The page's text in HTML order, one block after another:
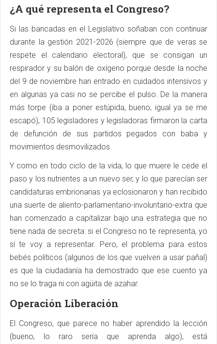
¿A qué representa el Congreso?
Si las bancadas en el Legislativo soñaban con continuar
durante la gestión 2021-2026 (siempre que de veras se
respete el calendario electoral), que se consigan un
respirador y su balón de oxígeno porque desde la noche
del 9 de noviembre han entrado en cuidados intensivos y
en algunas ya casi no se percibe el pulso. De la manera
más torpe (iba a poner estúpida, bueno, igual ya se me
escapó), 105 legisladores y legisladoras firmaron la carta
de defunción de sus partidos pegados con baba y
movimientos desmovilizados.
Y como en todo ciclo de la vida, lo que muere le cede el
paso y los nutrientes a un nuevo ser, y lo que parecían ser
candidaturas embrionarias ya eclosionaron y han recibido
una suerte de aliento-parlamentario-involuntario-extra que
han comenzado a capitalizar bajo una estrategia que no
tiene nada de secreta: si el Congreso no te representa, yo
sí te voy a representar. Pero, el problema para estos
bebés políticos (algunos de los que vuelven a usar pañal)
es que la ciudadanía ha demostrado que ese cuento ya
no se lo traga ni con agüita de azahar.
Operación Liberación
El Congreso, que parece no haber aprendido la lección
(bueno, lo raro sería que aprenda algo), está